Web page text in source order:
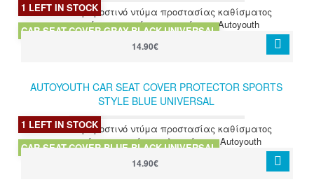
Ποιοτικό μπροστινό ντύμα προστασίας καθίσματος
αυτοκινήτου σε μαύρο-γκρι μάρκας Autoyouth
1 LEFT IN STOCK
CAR-SEAT-COVER-GRAY-BLACK-UNIVERSAL
14.90€
AUTOYOUTH CAR SEAT COVER PROTECTOR SPORTS
STYLE BLUE UNIVERSAL
Ποιοτικό μπροστινό ντύμα προστασίας καθίσματος
αυτοκινήτου σε μαύρο-μπλε μάρκας Autoyouth
1 LEFT IN STOCK
CAR-SEAT-COVER-BLUE-BLACK-UNIVERSAL
14.90€